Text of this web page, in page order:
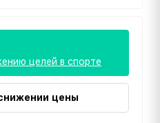
целей в спорте
цены